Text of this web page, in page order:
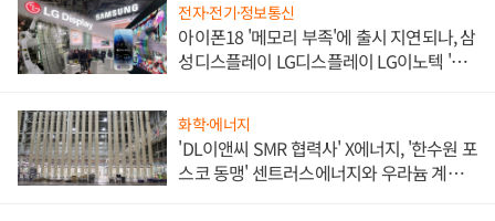
전자·전기·정보통신
아이폰18 '메모리 부족'에 출시 지연되나, 삼
성디스플레이 LG디스플레이 LG이노텍 '탈
화학·에너지
'DL이앤씨 SMR 협력사' X에너지, '한수원 포
스코 동맹' 센트러스에너지와 우라늄 계약